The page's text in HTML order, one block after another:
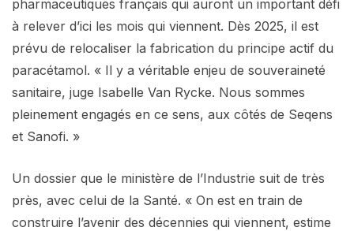
pharmaceutiques français qui auront un important défi
à relever d’ici les mois qui viennent. Dès 2025, il est
prévu de relocaliser la fabrication du principe actif du
paracétamol. « Il y a véritable enjeu de souveraineté
sanitaire, juge Isabelle Van Rycke. Nous sommes
pleinement engagés en ce sens, aux côtés de Seqens
et Sanofi. »
Un dossier que le ministère de l’Industrie suit de très
près, avec celui de la Santé. « On est en train de
construire l’avenir des décennies qui viennent, estime